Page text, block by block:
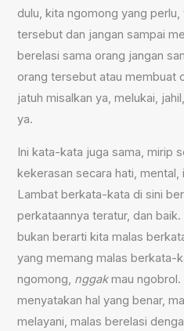
dulu, kita ngomong yang
tersebut dan jangan sampai
berelasi sama orang jangan
orang tersebut atau membuat
jatuh misalkan ya, melukai, jahil,
ya.
Ini kata-kata juga sama, mirip
kekerasan secara hati, mental,
Lambat berkata-kata di sini
perkataannya teratur, dan
bukan berarti kita malas
yang memang malas berkata-
ngomong, nggakmau ngobrol.
menyatakan hal yang benar,
melayani, malas berelasi